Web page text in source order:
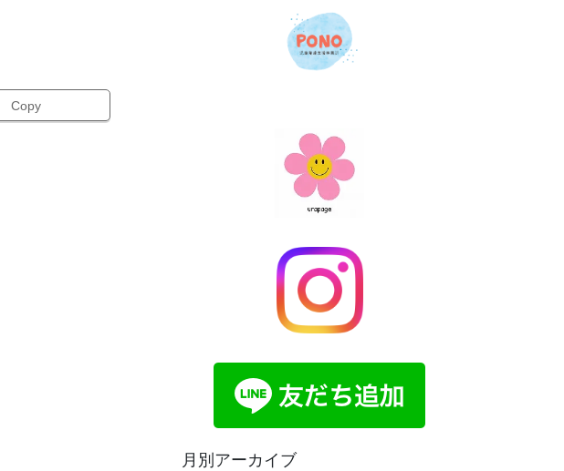
Copy
月別アーカイブ